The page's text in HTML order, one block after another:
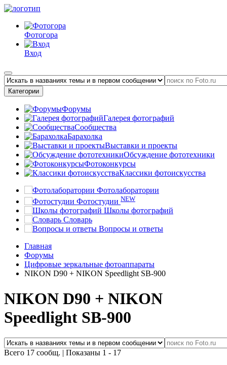
Фотогора
Вход
Категории
Форумы
Галерея фотографий
Сообщества
Барахолка
Выставки и проекты
Обсуждение фототехники
Фотоконкурсы
Классики фотоискусства
Фотолаборатории
Фотостудии NEW
Школы фотографий
Словарь
Вопросы и ответы
Главная
Форумы
Цифровые зеркальные фотоаппараты
NIKON D90 + NIKON Speedlight SB-900
NIKON D90 + NIKON
Speedlight SB-900
Всего 17 сообщ. | Показаны 1 - 17